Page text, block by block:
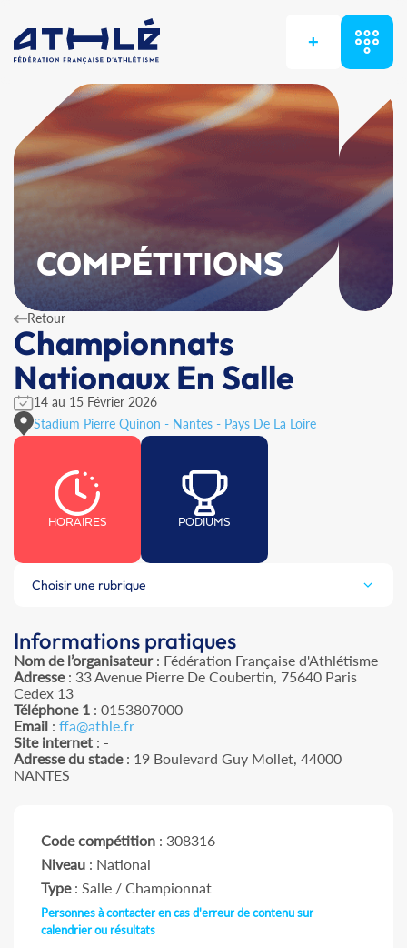
+
COMPÉTITIONS
Retour
Championnats
Nationaux En Salle
14 au 15 Février 2026
Stadium Pierre Quinon - Nantes - Pays De La Loire
HORAIRES PODIUMS
Choisir une rubrique
Informations pratiques
Nom de l’organisateur: Fédération Française d'Athlétisme
Adresse: 33 Avenue Pierre De Coubertin, 75640 Paris
Cedex 13
Téléphone 1 : 0153807000
Email : ffa@athle.fr
Site internet : -
Adresse du stade: 19 Boulevard Guy Mollet, 44000
NANTES
Code compétition : 308316
Niveau : National
Type: Salle / Championnat
Personnes à contacter en cas d'erreur de contenu sur
calendrier ou résultats